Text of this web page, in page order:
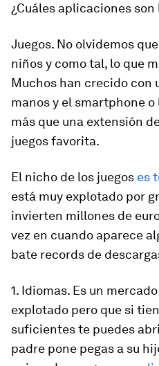
¿Cuáles aplicaciones
Juegos. No olvidemos
niños y como tal, lo que
Muchos han crecido con
manos y el smartphone
más que una extensión
juegos favorita.
El nicho de los juegos es
está muy explotado por
invierten millones de
vez en cuando aparece
bate records de
1. Idiomas. Es un
explotado pero que si
suficientes te puedes
padre pone pegas a su